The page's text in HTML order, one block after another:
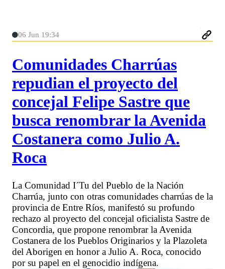
06 Jun 19:34
Comunidades Charrúas
repudian el proyecto del
concejal Felipe Sastre que
busca renombrar la Avenida
Costanera como Julio A.
Roca
La Comunidad I´Tu del Pueblo de la Nación
Charrúa, junto con otras comunidades charrúas de la
provincia de Entre Ríos, manifestó su profundo
rechazo al proyecto del concejal oficialista Sastre de
Concordia, que propone renombrar la Avenida
Costanera de los Pueblos Originarios y la Plazoleta
del Aborigen en honor a Julio A. Roca, conocido
por su papel en el genocidio indígena.